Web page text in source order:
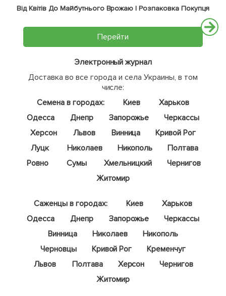
Від Квітів До Майбутнього Врожаю | Розпаковка Покупця
Перейти
Электронный журнал
Доставка во все города и села Украины, в том
числе:
Семена в городах:
Киев
Харьков
Одесса
Днепр Запорожье
Черкассы
Херсон
Львов Винница
Кривой Рог
Луцк
Николаев Никополь
Полтава
Ровно
Сумы Хмельницкий
Чернигов
Житомир
Саженцы в городах: Киев
Харьков
Одесса
Днепр Запорожье
Черкассы
Винница
Николаев
Никополь
Черновцы
Кривой Рог
Кременчуг
Львов
Полтава Херсон
Чернигов
Житомир